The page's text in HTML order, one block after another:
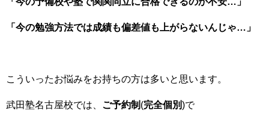
「今の勉強方法では成績も偏差値も上がらないんじゃ…」
こういったお悩みをお持ちの方は多いと思います。
武田塾名古屋校では、 ご予約制 (完全個別)で